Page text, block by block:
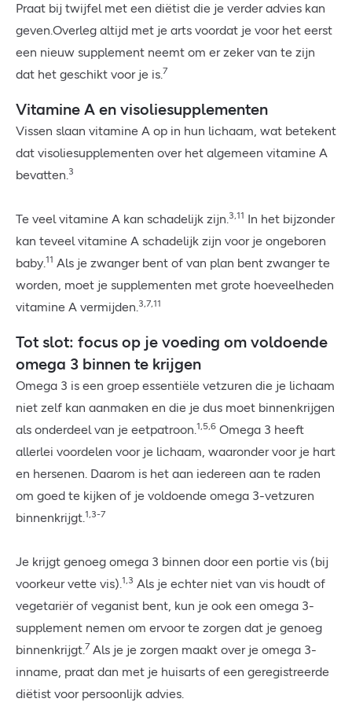
Praat bij twijfel met een diëtist die je verder advies kan
geven.Overleg altijd met je arts voordat je voor het eerst
een nieuw supplement neemt om er zeker van te zijn
dat het geschikt voor je is.7
Vitamine A en visoliesupplementen
Vissen slaan vitamine A op in hun lichaam, wat betekent
dat visoliesupplementen over het algemeen vitamine A
bevatten.3
Te veel vitamine A kan schadelijk zijn.3,11 In het bijzonder
kan teveel vitamine A schadelijk zijn voor je ongeboren
baby.11 Als je zwanger bent of van plan bent zwanger te
worden, moet je supplementen met grote hoeveelheden
vitamine A vermijden.3,7,11
Tot slot: focus op je voeding om voldoende
omega 3 binnen te krijgen
Omega 3 is een groep essentiële vetzuren die je lichaam
niet zelf kan aanmaken en die je dus moet binnenkrijgen
als onderdeel van je eetpatroon.1,5,6 Omega 3 heeft
allerlei voordelen voor je lichaam, waaronder voor je hart
en hersenen. Daarom is het aan iedereen aan te raden
om goed te kijken of je voldoende omega 3-vetzuren
binnenkrijgt.1,3-7
Je krijgt genoeg omega 3 binnen door een portie vis (bij
voorkeur vette vis).1,3 Als je echter niet van vis houdt of
vegetariër of veganist bent, kun je ook een omega 3-
supplement nemen om ervoor te zorgen dat je genoeg
binnenkrijgt.7 Als je je zorgen maakt over je omega 3-
inname, praat dan met je huisarts of een geregistreerde
diëtist voor persoonlijk advies.